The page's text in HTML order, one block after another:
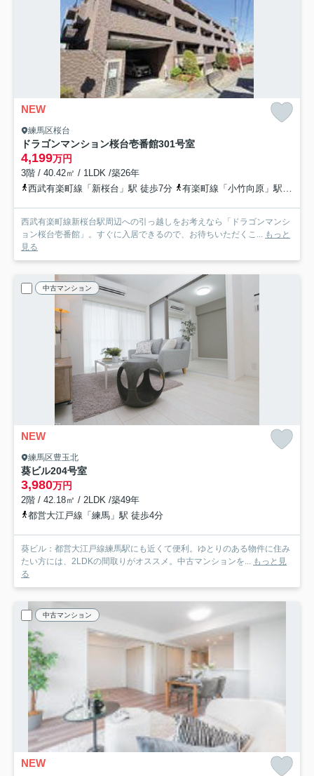
NEW
練馬区桜台
ドラゴンマンション桜台壱番館301号室
4,199万円
3階 / 40.42㎡ / 1LDK /築26年
西武有楽町線「新桜台」駅 徒歩7分
有楽町線「小竹向原」駅 徒歩12分
西武有楽町線新桜台駅周辺への引っ越しをお考えなら「ドラゴンマンシ
ョン桜台壱番館」。すぐに入居できるので、お待ちいただくこ... もっと
見る
中古マンション
NEW
練馬区豊玉北
葵ビル204号室
3,980万円
2階 / 42.18㎡ / 2LDK /築49年
都営大江戸線「練馬」駅 徒歩4分
葵ビル：都営大江戸線練馬駅にも近くて便利。ゆとりのある物件に住み
たい方には、2LDKの間取りがオススメ。中古マンションを... もっと見
る
中古マンション
NEW